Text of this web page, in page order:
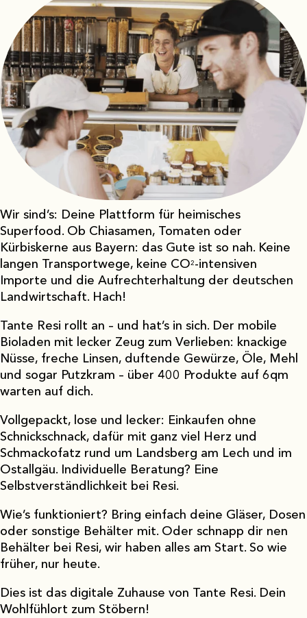
Wir sind’s: Deine Plattform für heimisches
Superfood. Ob Chiasamen, Tomaten oder
Kürbiskerne aus Bayern: das Gute ist so nah. Keine
langen Transportwege, keine CO2-intensiven
Importe und die Aufrechterhaltung der deutschen
Landwirtschaft. Hach!
Tante Resi rollt an – und hat’s in sich. Der mobile
Bioladen mit lecker Zeug zum Verlieben: knackige
Nüsse, freche Linsen, duftende Gewürze, Öle, Mehl
und sogar Putzkram – über 400 Produkte auf 6qm
warten auf dich.
Vollgepackt, lose und lecker: Einkaufen ohne
Schnickschnack, dafür mit ganz viel Herz und
Schmackofatz rund um Landsberg am Lech und im
Ostallgäu. Individuelle Beratung? Eine
Selbstverständlichkeit bei Resi.
Wie’s funktioniert? Bring einfach deine Gläser, Dosen
oder sonstige Behälter mit. Oder schnapp dir nen
Behälter bei Resi, wir haben alles am Start. So wie
früher, nur heute.
Dies ist das digitale Zuhause von Tante Resi. Dein
Wohlfühlort zum Stöbern!